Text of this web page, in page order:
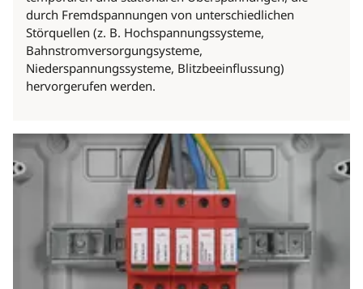
durch Fremdspannungen von unterschiedlichen
Störquellen (z. B. Hochspannungssysteme,
Bahnstromversorgungsysteme,
Niederspannungssysteme, Blitzbeeinflussung)
hervorgerufen werden.